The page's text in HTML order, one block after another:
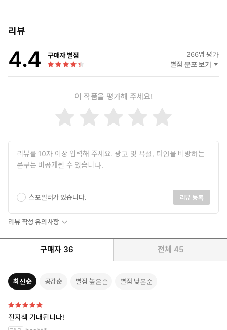
리뷰
4.4 구매자 별점 266명 평가
별점 분포 보기
이 작품을 평가해 주세요!
스포일러가 있습니다. 리뷰 등록
리뷰 작성 유의사항
구매자 36 전체 45
최신순 공감순 별점 높은순 별점 낮은순
전자책 기대됩니다!